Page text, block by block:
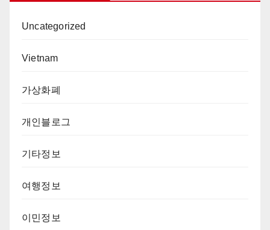
Uncategorized
Vietnam
가상화폐
개인블로그
기타정보
여행정보
이민정보